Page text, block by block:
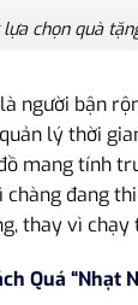
lựa chọn quà
người bận
lý thời
mang tính
đang
thay vì
Quá “Nhạt